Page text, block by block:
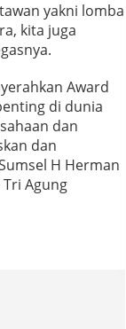
yakni lomba
kita juga
Award
di dunia
dan
dan
H Herman
Agung